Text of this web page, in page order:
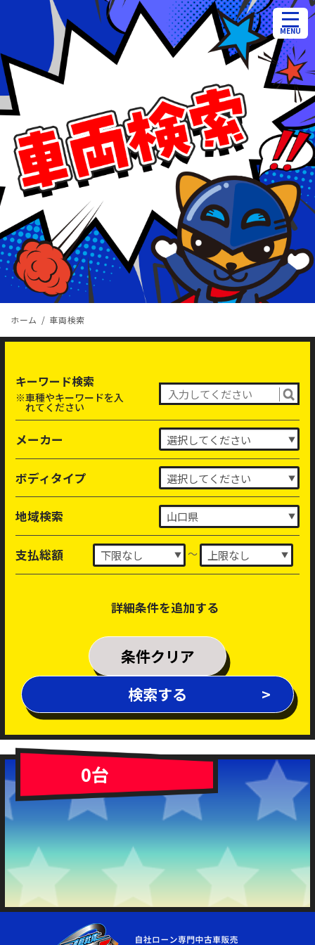
ホーム 車両検索
キーワード検索
※車種やキーワードを入
れてください
メーカー
ボディタイプ
地域検索
支払総額 ～
詳細条件を追加する
排気量
年式 ～
新着車両
修復歴あり
条件クリア
検索する
0台